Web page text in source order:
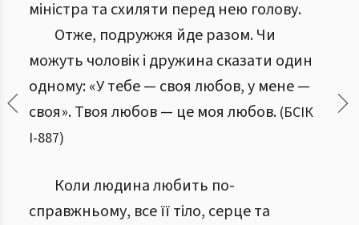
міністра та схиляти перед нею голову.
Отже, подружжя йде разом. Чи
можуть чоловік і дружина сказати один
одному: «У тебе — своя любов, у мене —
своя». Твоя любов — це моя любов. (БСІК
І-887)
Коли людина любить по-
справжньому, все її тіло, серце та